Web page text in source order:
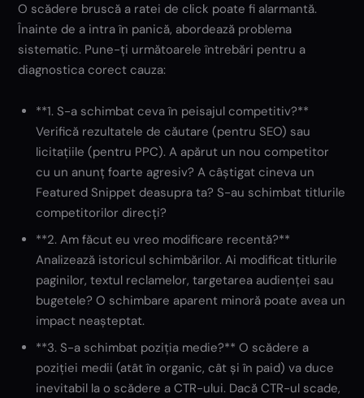
O scădere bruscă a ratei de click poate fi alarmantă.
Înainte de a intra în panică, abordează problema
sistematic. Pune-ți următoarele întrebări pentru a
diagnostica corect cauza:
**1. S-a schimbat ceva în peisajul competitiv?**
Verifică rezultatele de căutare (pentru SEO) sau
licitațiile (pentru PPC). A apărut un nou competitor
cu un anunț foarte agresiv? A câștigat cineva un
Featured Snippet deasupra ta? S-au schimbat titlurile
competitorilor direcți?
**2. Am făcut eu vreo modificare recentă?**
Analizează istoricul schimbărilor. Ai modificat titlurile
paginilor, textul reclamelor, targetarea audienței sau
bugetele? O schimbare aparent minoră poate avea un
impact neașteptat.
**3. S-a schimbat poziția medie?** O scădere a
poziției medii (atât în organic, cât și în paid) va duce
inevitabil la o scădere a CTR-ului. Dacă CTR-ul scade,